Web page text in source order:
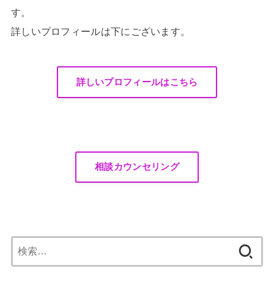
す。
詳しいプロフィールは下にございます。
詳しいプロフィールはこちら
相談カウンセリング
索: